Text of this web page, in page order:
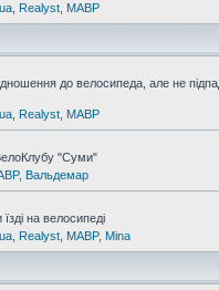
Realyst MABP
до велосипеда, але не
Realyst MABP
"Суми"
, Вальдемар
на велосипеді
Realyst MABP, Mina